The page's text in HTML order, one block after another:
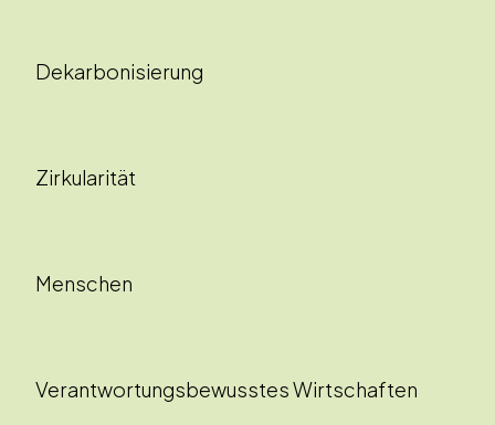
Dekarbonisierung
Zirkularität
Menschen
Verantwortungsbewusstes Wirtschaften